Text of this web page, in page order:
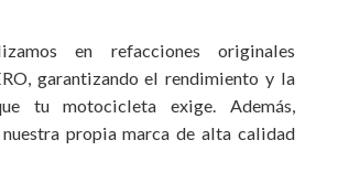
en refacciones originales
garantizando el rendimiento y la
tu motocicleta exige. Además,
propia marca de alta calidad